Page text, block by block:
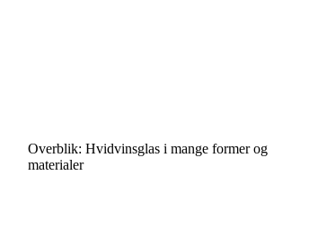
Overblik: Hvidvinsglas i mange former og
materialer